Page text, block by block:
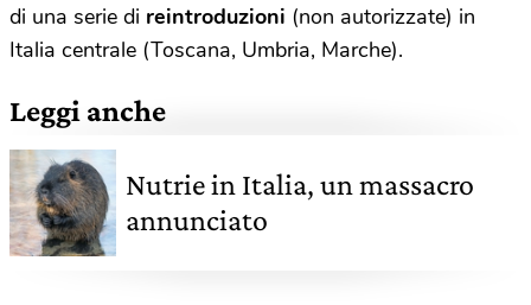
di una serie di reintroduzioni (non autorizzate) in
Italia centrale (Toscana, Umbria, Marche).
Leggi anche
Nutrie in Italia, un massacro
annunciato